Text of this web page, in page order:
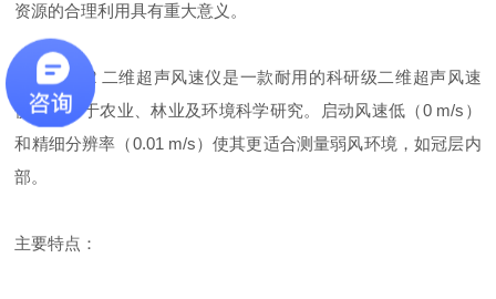
资源的合理利用具有重大意义。
ATMOS 22 二维超声风速仪是一款耐用的科研级二维超声风速
仪。适用于农业、林业及环境科学研究。启动风速低（0 m/s）
和精细分辨率（0.01 m/s）使其更适合测量弱风环境，如冠层内
部。
主要特点：